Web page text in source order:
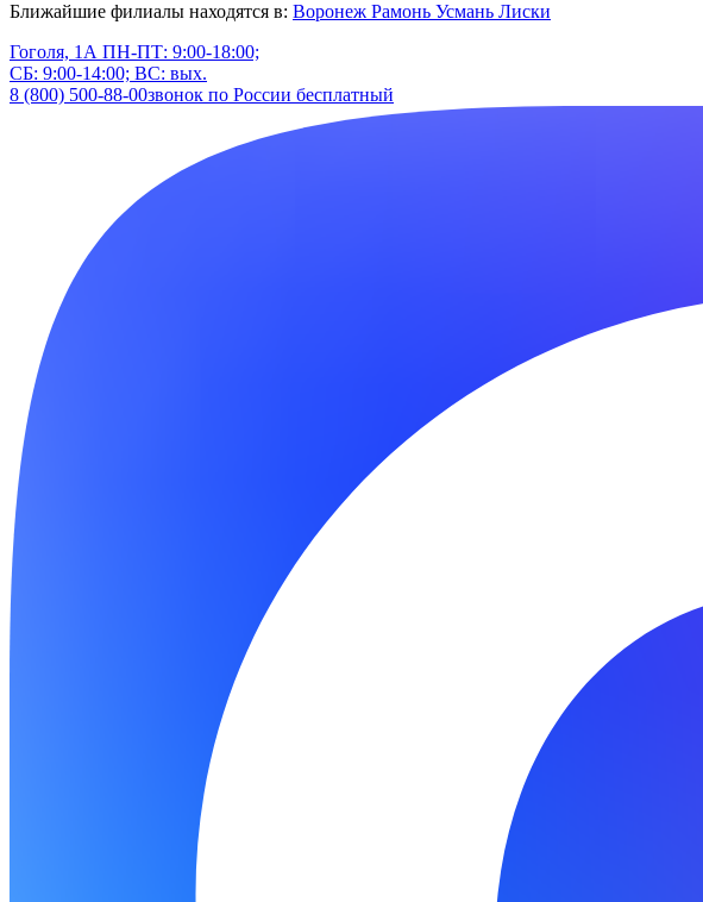
Ближайшие филиалы находятся в: Воронеж Рамонь Усмань Лиски
Гоголя, 1А ПН-ПТ: 9:00-18:00;
СБ: 9:00-14:00; ВС: вых.
8 (800) 500-88-00звонок по России бесплатный